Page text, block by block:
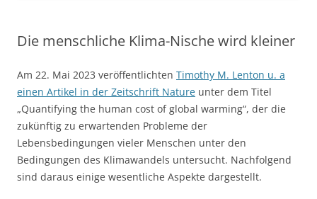
Die menschliche Klima-Nische wird kleiner
Am 22. Mai 2023 veröffentlichten Timothy M. Lenton u. a
einen Artikel in der Zeitschrift Nature unter dem Titel
„Quantifying the human cost of global warming“, der die
zukünftig zu erwartenden Probleme der
Lebensbedingungen vieler Menschen unter den
Bedingungen des Klimawandels untersucht. Nachfolgend
sind daraus einige wesentliche Aspekte dargestellt.